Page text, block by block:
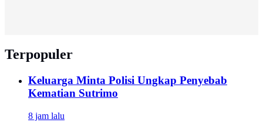
Terpopuler
Keluarga Minta Polisi Ungkap Penyebab
Kematian Sutrimo
8 jam lalu